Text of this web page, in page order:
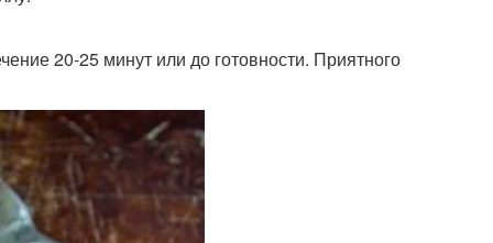
20-25 минут или до готовности. Приятного